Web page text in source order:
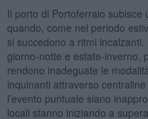
Il porto di Portoferraio subisce
quando, come nel periodo
si succedono a ritmi
giorno-notte e estate-inverno,
rendono inadeguate le
inquinanti attraverso
l’evento puntuale siano
locali stanno iniziando a